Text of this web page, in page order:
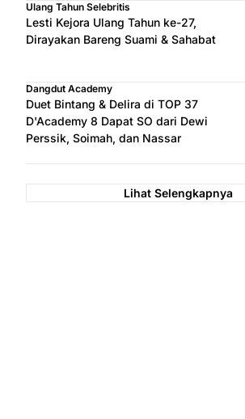
Ulang Tahun Selebritis
Lesti Kejora Ulang Tahun ke-27,
Dirayakan Bareng Suami & Sahabat
Dangdut Academy
Duet Bintang & Delira di TOP 37
D'Academy 8 Dapat SO dari Dewi
Perssik, Soimah, dan Nassar
Lihat Selengkapnya